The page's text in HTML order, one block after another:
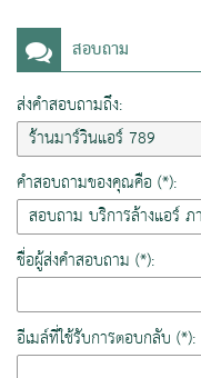
สอบถาม
ส่งคำสอบถามถึง:
คำสอบถามของคุณคือ (*):
ชื่อผู้ส่งคำสอบถาม (*):
อีเมล์ที่ใช้รับการตอบกลับ (*):